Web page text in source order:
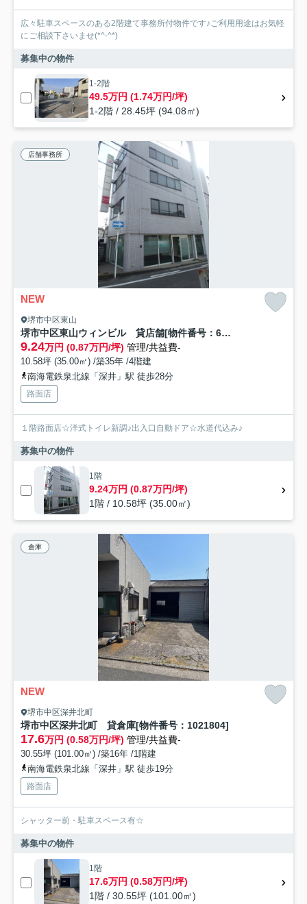
広々駐車スペースのある2階建て事務所付物件です♪ご利用用途はお気軽
にご相談下さいませ(*^-^*)
募集中の物件
1-2階
49.5万円 (1.74万円/坪)
1-2階 / 28.45坪 (94.08㎡)
店舗事務所
NEW
堺市中区東山
堺市中区東山ウィンビル 貸店舗[物件番号：688782]
9.24万円 (0.87万円/坪) 管理/共益費-
10.58坪 (35.00㎡) /築35年 /4階建
南海電鉄泉北線「深井」駅 徒歩28分
路面店
１階路面店☆洋式トイレ新調♪出入口自動ドア☆水道代込み♪
募集中の物件
1階
9.24万円 (0.87万円/坪)
1階 / 10.58坪 (35.00㎡)
倉庫
NEW
堺市中区深井北町
堺市中区深井北町 貸倉庫[物件番号：1021804]
17.6万円 (0.58万円/坪) 管理/共益費-
30.55坪 (101.00㎡) /築16年 /1階建
南海電鉄泉北線「深井」駅 徒歩19分
路面店
シャッター前・駐車スペース有☆
募集中の物件
1階
17.6万円 (0.58万円/坪)
1階 / 30.55坪 (101.00㎡)